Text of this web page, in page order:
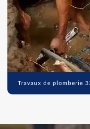
Travaux de plomberie